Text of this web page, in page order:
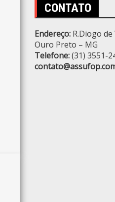
CONTATO
Endereço: R.Diogo de
Ouro Preto – MG
Telefone:(31) 3551-